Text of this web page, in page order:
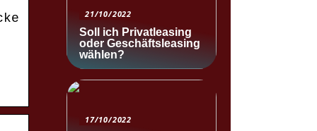
21/10/2022
Soll ich Privatleasing
oder Geschäftsleasing
wählen?
17/10/2022